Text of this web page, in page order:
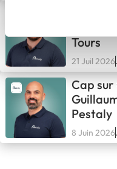
Tours
21 Juil 2026
Cap
Pestaly
8 Juin 2026